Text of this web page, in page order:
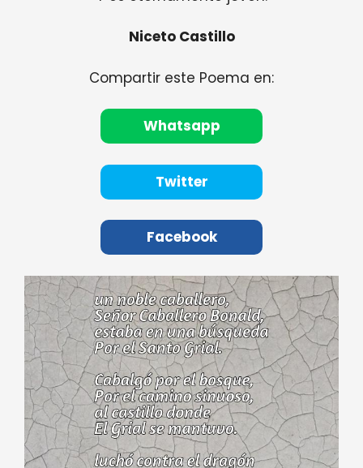
Niceto Castillo
Compartir este Poema en:
Whatsapp
Twitter
Facebook